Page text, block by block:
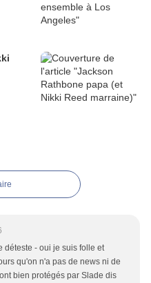
déteste - oui je suis folle et
qu'on n'a pas de news ni de
bien protégés par Slade dis